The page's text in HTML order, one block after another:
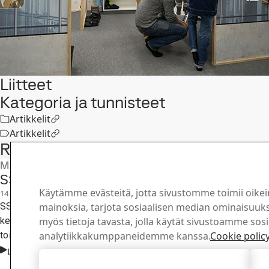
Liitteet
Kategoria ja tunnisteet
Artikkelit
Artikkelit
Related articles
Muut lehdistötiedotteet
SSAB palkkaa noin 700 kesätyöntekijää
14 Rekrytointi, Hämeenlinna, Työpaikat, Raahe
SSAB hakee kesätyöntekijöitä erilaisiin tehtäviin. Raahen
kesätyöntekijää, Hämeenlinnaan noin 160, ja lisäksi paikkoja on
toimipaikoilla eri puolilla Suomea. Kesätöitä tehdään sekä
Lue koko juttu
Käytämme evästeitä, jotta sivustomme toimii
mainoksia, tarjota sosiaalisen median
myös tietoja tavasta, jolla käytät sivustoamme
analytiikkakumppaneidemme kanssa.Cookie